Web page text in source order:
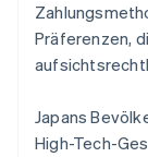
Präferenzen,
Japans
High-Tech-